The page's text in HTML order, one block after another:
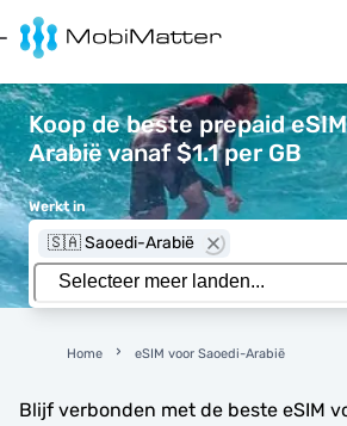
Koop de beste prepaid
Arabië vanaf $1.1 per GB
Werkt in
🇸🇦 Saoedi-Arabië
Home eSIM voor Saoedi-Arabië
Blijf verbonden met de beste eSIM